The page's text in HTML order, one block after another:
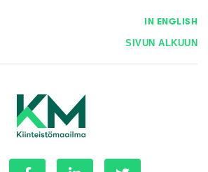
IN ENGLISH
SIVUN ALKUUN